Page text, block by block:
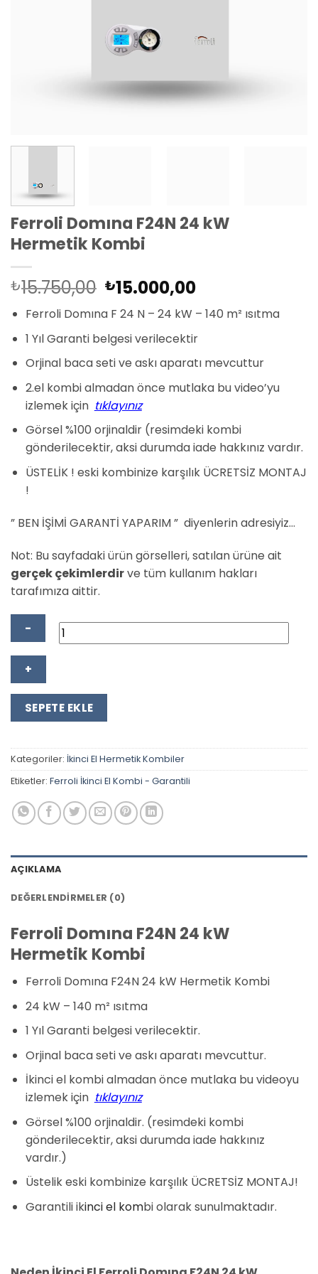
Ferroli Domına F24N 24 kW
Hermetik Kombi
₺15.750,00 Orijinal
fiyat:
₺15.750,00.
₺15.000,00Şu
andaki
fiyat:
₺15.000,00.
Ferroli Domına F 24 N – 24 kW – 140 m² ısıtma
1 Yıl Garanti belgesi verilecektir
Orjinal baca seti ve askı aparatı mevcuttur
2.el kombi almadan önce mutlaka bu video’yu
izlemek için tıklayınız
Görsel %100 orjinaldir (resimdeki kombi
gönderilecektir, aksi durumda iade hakkınız vardır.
ÜSTELİK ! eski kombinize karşılık ÜCRETSİZ MONTAJ
!
” BEN İŞİMİ GARANTİ YAPARIM ” diyenlerin adresiyiz…
Not: Bu sayfadaki ürün görselleri, satılan ürüne ait
gerçek çekimlerdirve tüm kullanım hakları
tarafımıza aittir.
F24N
Kombi
adet
SEPETE EKLE
Kategoriler: İkinci El Hermetik Kombiler
Etiketler: Ferroli İkinci El Kombi - Garantili
AÇIKLAMA
DEĞERLENDIRMELER (0)
Ferroli Domına F24N 24 kW
Hermetik Kombi
Ferroli Domına F24N 24 kW Hermetik Kombi
24 kW – 140 m² ısıtma
1 Yıl Garanti belgesi verilecektir.
Orjinal baca seti ve askı aparatı mevcuttur.
İkinci el kombi almadan önce mutlaka bu videoyu
izlemek için tıklayınız
Görsel %100 orjinaldir. (resimdeki kombi
gönderilecektir, aksi durumda iade hakkınız
vardır.)
Üstelik eski kombinize karşılık ÜCRETSİZ MONTAJ!
Garantili ikinci el kombi olarak sunulmaktadır.